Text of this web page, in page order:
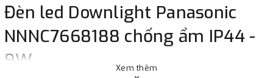
Đèn led Downlight Panasonic
NNNC7668188 chống ẩm IP44 -
9W
Xem thêm